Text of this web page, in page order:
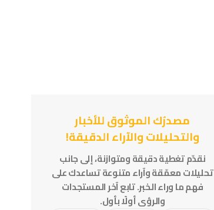
مصدرُك الموثوق للأخبار
والتحليلات والآراء الدقيقة!
نقدّم تغطية دقيقة ومتوازنة، إلى جانب
تحليلات معمّقة وآراء متنوعة تساعدك على
فهم ما وراء الخبر. تابع آخر المستجدات
والرؤى أولًا بأول.